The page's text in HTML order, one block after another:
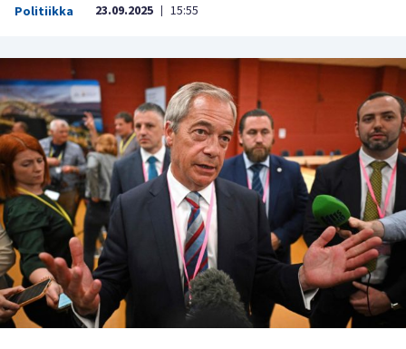
Politiikka 23.09.2025 | 15:55